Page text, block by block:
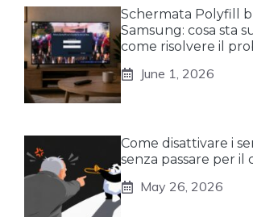
Schermata Polyfill
Samsung: cosa sta
come risolvere il
June 1, 2026
Come disattivare i
senza passare per il
May 26, 2026